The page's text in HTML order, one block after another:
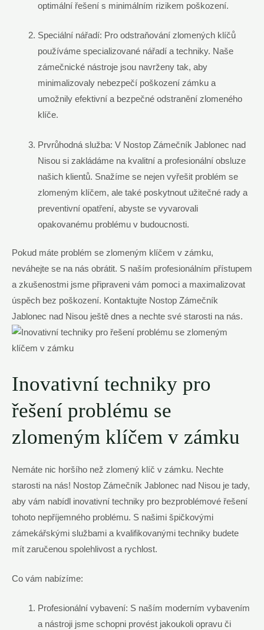
optimální řešení s minimálním rizikem poškození.
Speciální nářadí: Pro odstraňování zlomených klíčů
používáme specializované nářadí a techniky. Naše
zámečnické nástroje jsou navrženy tak, aby
minimalizovaly nebezpečí poškození zámku a
umožnily efektivní a bezpečné odstranění zlomeného
klíče.
Prvrůhodná služba: V Nostop Zámečník Jablonec nad
Nisou si zakládáme na kvalitní a profesionální obsluze
našich klientů. Snažíme se nejen vyřešit problém se
zlomeným klíčem, ale také poskytnout užitečné rady a
preventivní opatření, abyste se vyvarovali
opakovanému problému v budoucnosti.
Pokud máte problém se zlomeným klíčem v zámku,
neváhejte se na nás obrátit. S naším profesionálním přístupem
a zkušenostmi jsme připraveni vám pomoci a maximalizovat
úspěch bez poškození. Kontaktujte Nostop Zámečník
Jablonec nad Nisou ještě dnes a nechte své starosti na nás.
Inovativní techniky pro
řešení problému se
zlomeným klíčem v zámku
Nemáte nic horšího než zlomený klíč v zámku. Nechte
starosti na nás! Nostop Zámečník Jablonec nad Nisou je tady,
aby vám nabídl inovativní techniky pro bezproblémové řešení
tohoto nepříjemného problému. S našimi špičkovými
zámekářskými službami a kvalifikovanými techniky budete
mít zaručenou spolehlivost a rychlost.
Co vám nabízíme:
Profesionální vybavení: S naším moderním vybavením
a nástroji jsme schopni provést jakoukoli opravu či